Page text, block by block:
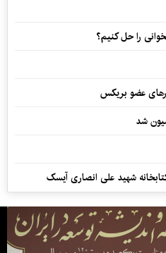
را حل کنیم؟
عضو بریکس
شد
شهید علی انصاری آیسک